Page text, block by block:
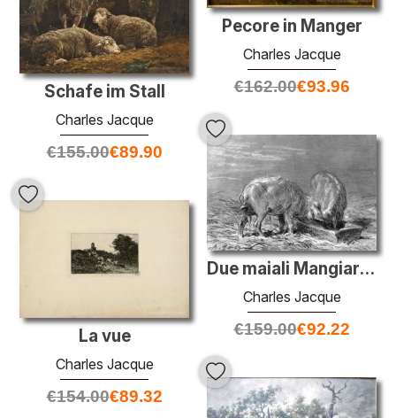
Pecore in Manger
Charles Jacque
€162.00€93.96
Schafe im Stall
Charles Jacque
€155.00€89.90
Due maiali Mangiare da una depressione
Charles Jacque
€159.00€92.22
La vue
Charles Jacque
€154.00€89.32